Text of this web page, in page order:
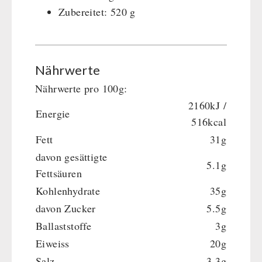
DessertZubereitet: 520 g
Nährwerte
Nährwerte pro 100g:
Energie
2160kJ /
516kcal
Fett
31g
davon gesättigte
Fettsäuren
5.1g
Kohlenhydrate
35g
davon Zucker
5.5g
Ballaststoffe
3g
Eiweiss
20g